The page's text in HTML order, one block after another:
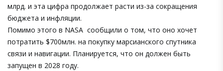
млрд. и эта цифра продолжает расти из-за сокращения
бюджета и инфляции.
Помимо этого в NASA сообщили о том, что оно хочет
потратить $700млн. на покупку марсианского спутника
связи и навигации. Планируется, что он должен быть
запущен в 2028 году.